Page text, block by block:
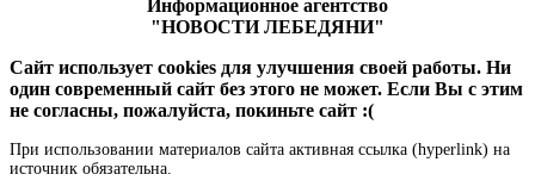
Информационное агентство
"НОВОСТИ ЛЕБЕДЯНИ"
Сайт использует cookies для улучшения своей работы. Ни
один современный сайт без этого не может. Если Вы с этим
не согласны, пожалуйста, покиньте сайт :(
При использовании материалов сайта активная ссылка (hyperlink) на
источник обязательна.